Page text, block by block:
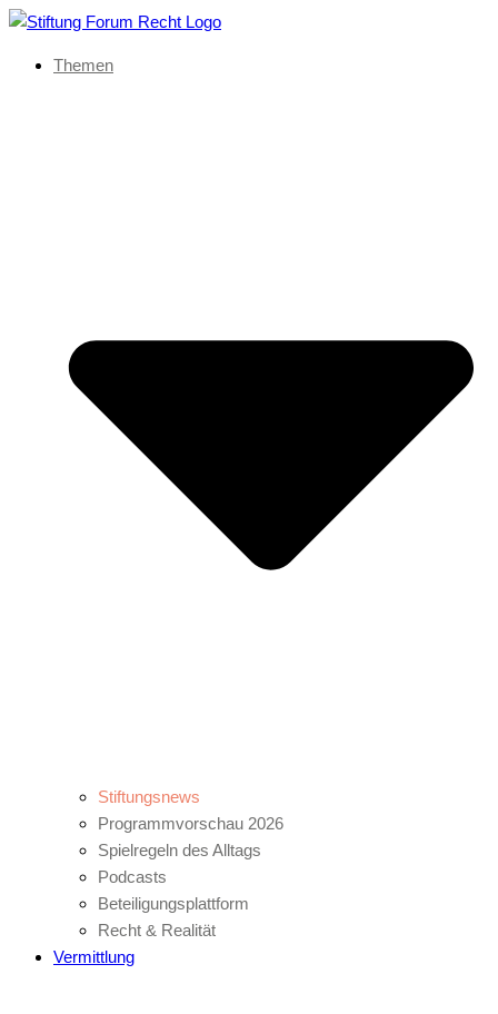
Themen
Stiftungsnews
Programmvorschau 2026
Spielregeln des Alltags
Podcasts
Beteiligungsplattform
Recht & Realität
Vermittlung